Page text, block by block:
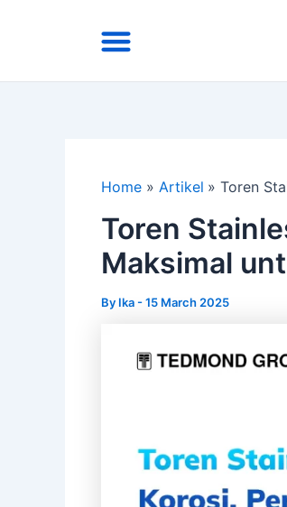
Menu
Home Artikel Toren
Toren
Maksimal
By Ika-15 March 2025